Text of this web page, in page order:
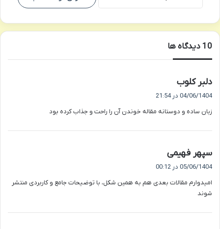
‫10 دیدگاه ها
دلبر کلوب
:
04/06/1404 در 21:54
زبان ساده و دوستانه مقاله خوندن آن را راحت و جذاب کرده بود
سپهر فهیمی
ف
:
05/06/1404 در 00:12
امیدوارم مقالات بعدی هم به همین شکل، با توضیحات جامع و کاربردی منتشر
شوند